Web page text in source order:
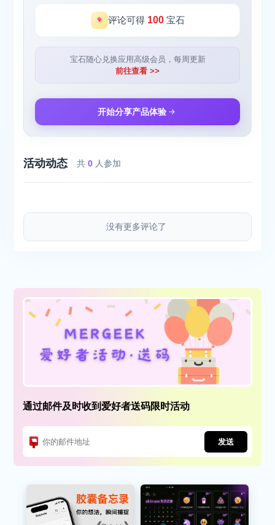
评论可得 100宝石
宝石随心兑换应用高级会员，每周更新
前往查看 >>
开始分享产品体验
活动动态 共0 人参加
没有更多评论了
通过邮件及时收到爱好者送码限时活动
发送